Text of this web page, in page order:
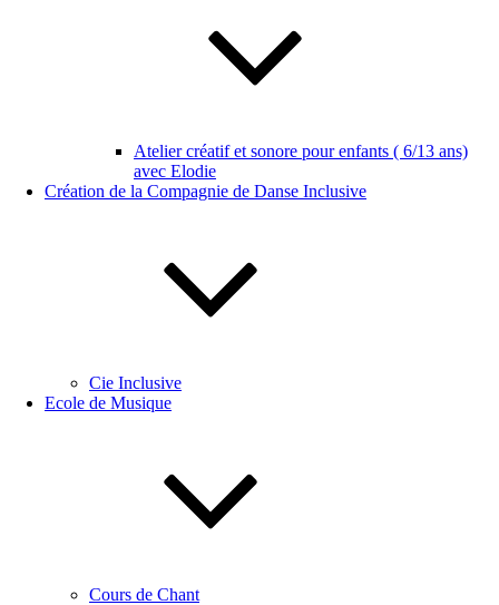
Atelier créatif et sonore pour enfants ( 6/13 ans)
avec Elodie
Création de la Compagnie de Danse Inclusive
Cie Inclusive
Ecole de Musique
Cours de Chant